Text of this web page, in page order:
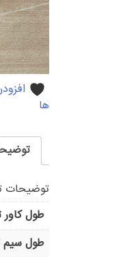
ها
توضیحات
طول
طول سیم